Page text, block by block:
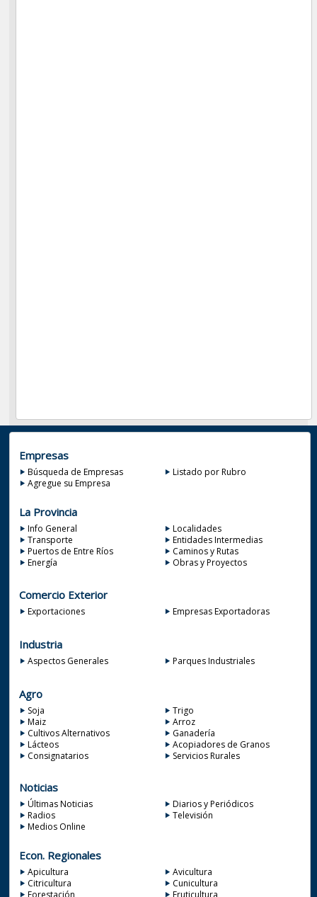
Empresas
Búsqueda de Empresas
Listado por Rubro
Agregue su Empresa
La Provincia
Info General
Localidades
Transporte
Entidades Intermedias
Puertos de Entre Ríos
Caminos y Rutas
Energía
Obras y Proyectos
Comercio Exterior
Exportaciones Empresas Exportadoras
Industria
Aspectos Generales Parques Industriales
Agro
Soja
Trigo
Maiz
Arroz
Cultivos Alternativos
Ganadería
Lácteos
Acopiadores de Granos
Consignatarios
Servicios Rurales
Noticias
Últimas Noticias
Diarios y Periódicos
Radios
Televisión
Medios Online
Econ. Regionales
Apicultura
Avicultura
Citricultura
Cunicultura